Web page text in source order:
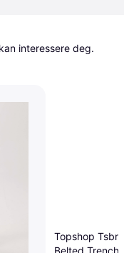
Topshop
Belted Trench